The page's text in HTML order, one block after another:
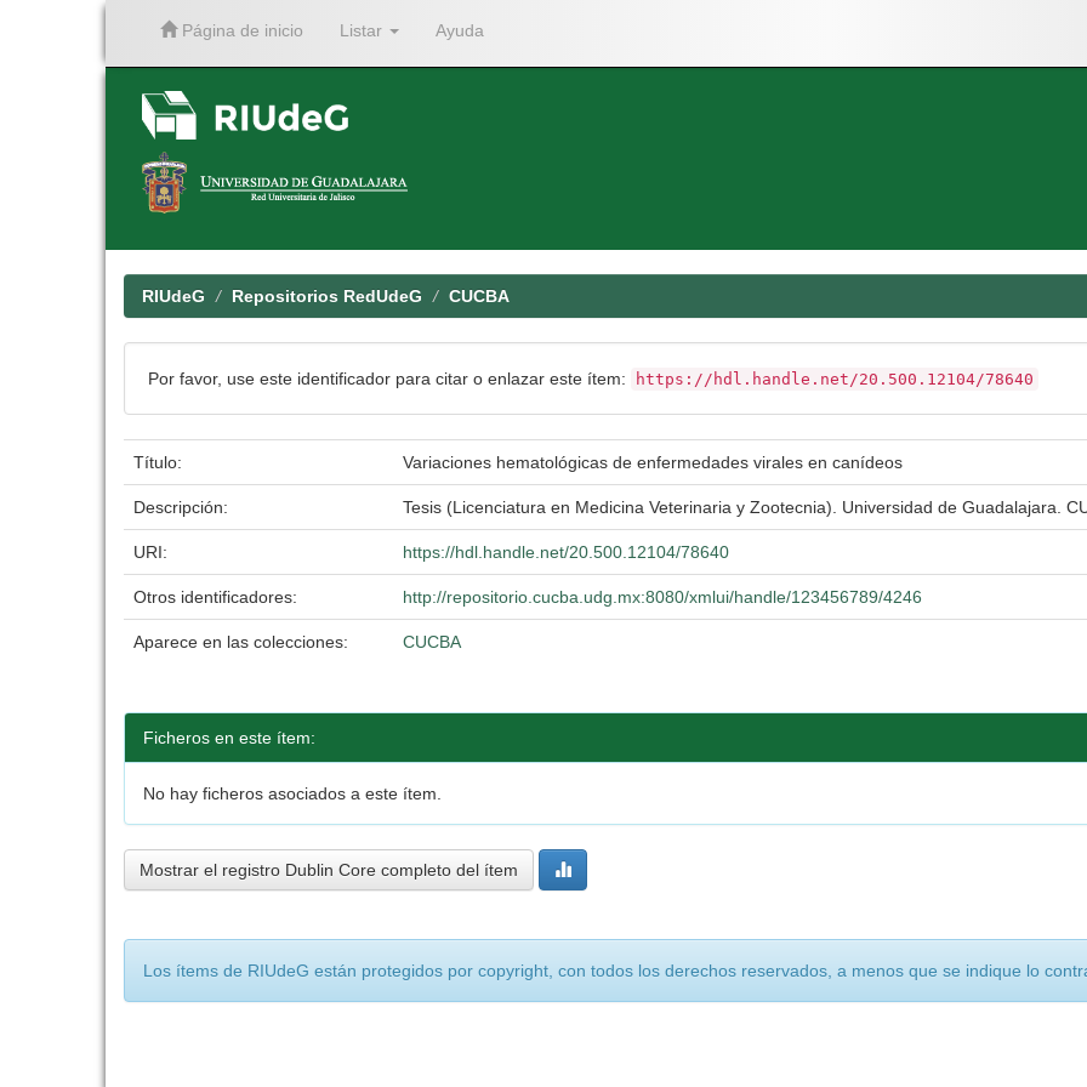
Página de inicio Listar Ayuda
RIUdeG Repositorios RedUdeG CUCBA
Por favor, use este identificador para citar o enlazar este ítem: https://hdl.handle.net/20.500.12104/78640
Título: Variaciones hematológicas de enfermedades virales en canídeos
Descripción: Tesis (Licenciatura en Medicina Veterinaria y Zootecnia). Universidad de Guadalajara.
URI: https://hdl.handle.net/20.500.12104/78640
Otros identificadores: http://repositorio.cucba.udg.mx:8080/xmlui/handle/123456789/4246
Aparece en las colecciones: CUCBA
Ficheros en este ítem:
No hay ficheros asociados a este ítem.
Mostrar el registro Dublin Core completo del ítem
Los ítems de RIUdeG están protegidos por copyright, con todos los derechos reservados, a menos que se indique lo